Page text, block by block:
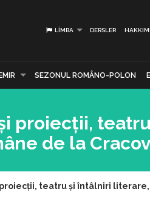
LIMBA DERSLER
SEZONUL ROMÂNO-POLON
proiecții,
de la
teatru și întâlniri